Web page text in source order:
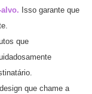
Isso garante que
que
que chame a